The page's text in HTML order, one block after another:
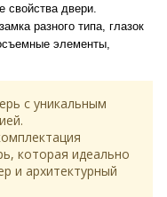
свойства двери.
разного типа, глазок
элементы,
с уникальным
которая идеально
и архитектурный